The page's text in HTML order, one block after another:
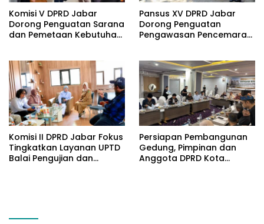
Komisi V DPRD Jabar
Dorong Penguatan Sarana
dan Pemetaan Kebutuhan
Pansus XV DPRD Jabar
Dorong Penguatan
Pengawasan Pencemaran
Komisi II DPRD Jabar Fokus
Tingkatkan Layanan UPTD
Balai Pengujian dan
Persiapan Pembangunan
Gedung, Pimpinan dan
Anggota DPRD Kota